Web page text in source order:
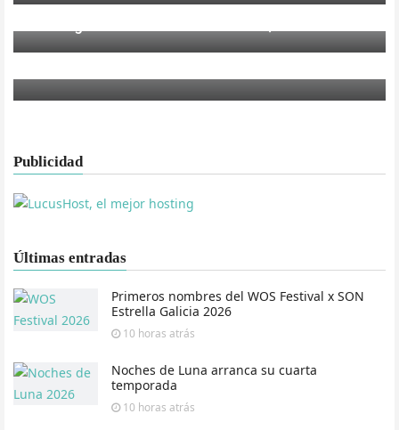
San Miguel Primavera Club 2011 cierra su
Publicidad
Últimas entradas
Primeros nombres del WOS Festival x SON
Estrella Galicia 2026
10 horas atrás
Noches de Luna arranca su cuarta
temporada
10 horas atrás